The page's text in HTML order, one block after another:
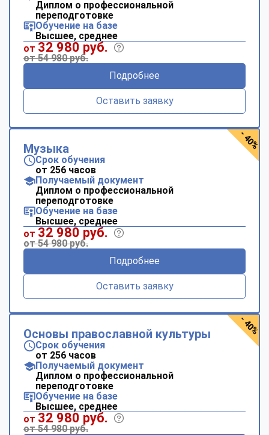
Диплом о профессиональной
переподготовке
Обучение на базе
Высшее, среднее
от 32 980 руб.
от 54 980 руб.
Подробнее
Оставить заявку
Музыка
Срок обучения
от 256 часов
Получаемый документ
Диплом о профессиональной
переподготовке
Обучение на базе
Высшее, среднее
от 32 980 руб.
от 54 980 руб.
Подробнее
Оставить заявку
- 40%
Основы православной культуры
Срок обучения
от 256 часов
Получаемый документ
Диплом о профессиональной
переподготовке
Обучение на базе
Высшее, среднее
от 32 980 руб.
от 54 980 руб.
- 40%